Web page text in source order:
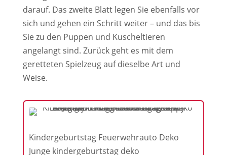
darauf. Das zweite Blatt legen Sie ebenfalls vor
sich und gehen ein Schritt weiter – und das bis
Sie zu den Puppen und Kuscheltieren
angelangt sind. Zurück geht es mit dem
geretteten Spielzeug auf dieselbe Art und
Weise.
Kindergeburtstag Feuerwehrauto Deko
Junge kindergeburtstag deko